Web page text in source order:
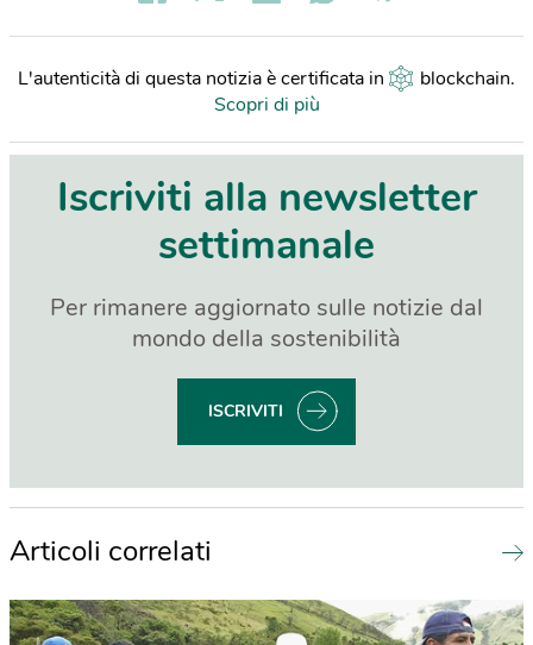
L'autenticità di questa notizia è certificata in blockchain.
Scopri di più
Iscriviti alla newsletter
settimanale
Per rimanere aggiornato sulle notizie dal
mondo della sostenibilità
ISCRIVITI
Articoli correlati